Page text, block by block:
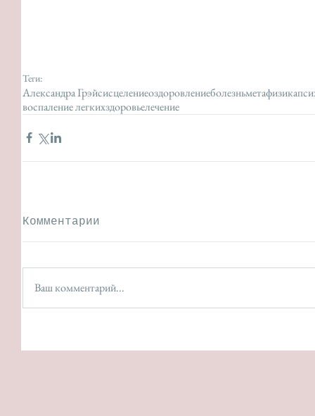
Теги:
Александра Грэйсисцелениеоздоровлениеболезньметафизика
воспаление легкихздоровьелечение
Комментарии
Ваш комментарий...